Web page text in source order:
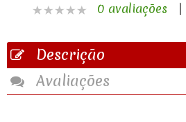
0 avaliações |
Descrição
Avaliações